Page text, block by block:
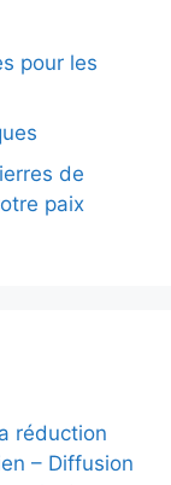
pour les
de
paix
réduction
– Diffusion